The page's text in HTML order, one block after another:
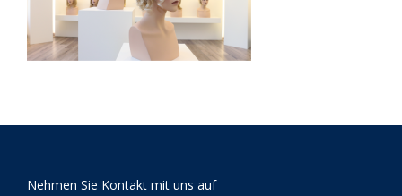
Nehmen Sie Kontakt mit uns auf